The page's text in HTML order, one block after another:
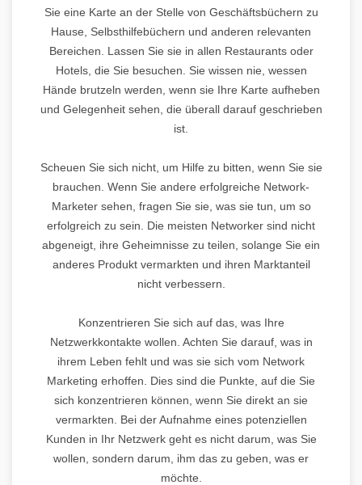
Sie eine Karte an der Stelle von Geschäftsbüchern zu
Hause, Selbsthilfebüchern und anderen relevanten
Bereichen. Lassen Sie sie in allen Restaurants oder
Hotels, die Sie besuchen. Sie wissen nie, wessen
Hände brutzeln werden, wenn sie Ihre Karte aufheben
und Gelegenheit sehen, die überall darauf geschrieben
ist.
Scheuen Sie sich nicht, um Hilfe zu bitten, wenn Sie sie
brauchen. Wenn Sie andere erfolgreiche Network-
Marketer sehen, fragen Sie sie, was sie tun, um so
erfolgreich zu sein. Die meisten Networker sind nicht
abgeneigt, ihre Geheimnisse zu teilen, solange Sie ein
anderes Produkt vermarkten und ihren Marktanteil
nicht verbessern.
Konzentrieren Sie sich auf das, was Ihre
Netzwerkkontakte wollen. Achten Sie darauf, was in
ihrem Leben fehlt und was sie sich vom Network
Marketing erhoffen. Dies sind die Punkte, auf die Sie
sich konzentrieren können, wenn Sie direkt an sie
vermarkten. Bei der Aufnahme eines potenziellen
Kunden in Ihr Netzwerk geht es nicht darum, was Sie
wollen, sondern darum, ihm das zu geben, was er
möchte.